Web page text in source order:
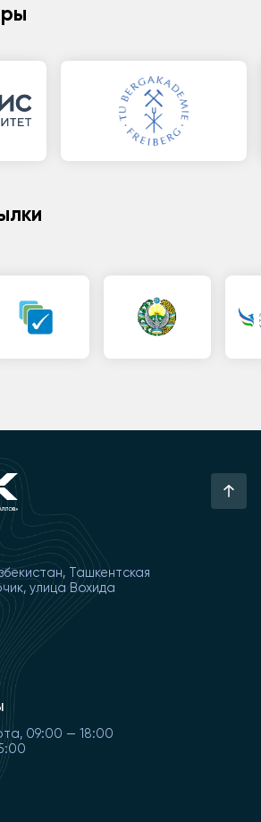
Ташкентская
улица Вохида
09:00 — 18:00